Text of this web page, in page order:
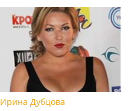
Ирина Дубцова